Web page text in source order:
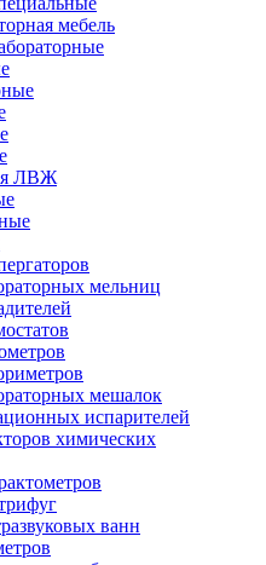
мебель
ЛВЖ
мельниц
мешалок
испарителей
химических
ванн